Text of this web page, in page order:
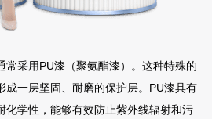
常采用PU漆（聚氨酯漆）。这种特殊的
成一层坚固、耐磨的保护层。PU漆具有
化学性，能够有效防止紫外线辐射和污